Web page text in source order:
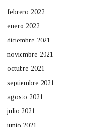
febrero 2022
enero 2022
diciembre 2021
noviembre 2021
octubre 2021
septiembre 2021
agosto 2021
julio 2021
junio 2021